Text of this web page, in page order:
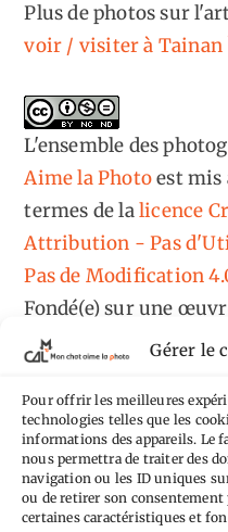
Gérer le
Pour offrir les meilleures
technologies telles que les
informations des appareils. Le
nous permettra de traiter des
navigation ou les ID uniques
ou de retirer son
certaines caractéristiques et
Plus de photos sur
voir / visiter à Tainan
L'ensemble des
Aime la Photoest mis
termes de lalicence
Attribution - Pas
Pas de Modification
Fondé(e) sur une
Tags
AilleursAimez-vous